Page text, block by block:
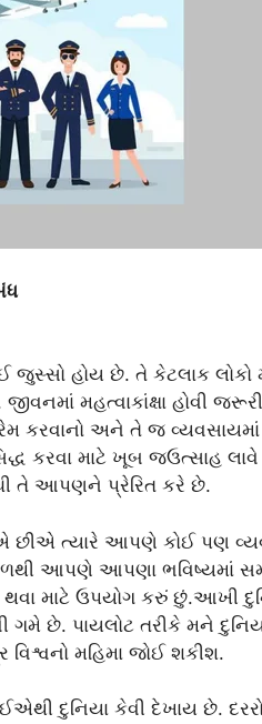
હોય છે. તે કેટલાક
જીવનમાં મહત્વાકાંક્ષા હોવી
કરવાનો અને તે જ વ્યવસાયમાં
કરવા માટે ખૂબ જઉત્સાહ
તે આપણને પ્રેરિત કરે છે.
છીએ ત્યારે આપણે કોઈ પણ
આપણે આપણા ભવિષ્યમાં
થવા માટે ઉપયોગ કરું છું.આખી
ગમે છે. પાયલોટ તરીકે મને
મહિમા જોઈ શકીશ.
દુનિયા કેવી દેખાય છે.